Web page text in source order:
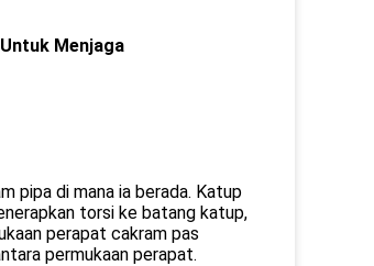
Menjaga
pipa di mana ia berada. Katup
torsi ke batang katup,
perapat cakram pas
permukaan perapat.